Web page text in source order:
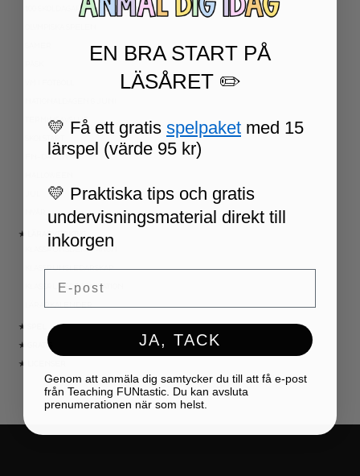
100 SKOLDAGAR
TERMINSAVSLUT
FN-DAGEN
★ LÄRARVERKTYG
KLASSRUMSDEKORATION
KLASSRUMSLEDARSKAP
KLASSRUMSORGANISATION
★ SPEL
★ GRATIS
★ LICENSER
EN BRA START PÅ
LÄSÅRET ✏️
💛 Få ett gratis spelpaket med 15
lärspel (värde 95 kr)
💛 Praktiska tips och gratis
undervisningsmaterial direkt till
inkorgen
Email
JA, TACK
Genom att anmäla dig samtycker du till att få e-post
från Teaching FUNtastic. Du kan avsluta
prenumerationen när som helst.